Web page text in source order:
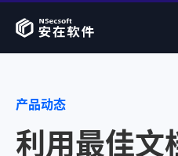
产品动态
利用最佳文